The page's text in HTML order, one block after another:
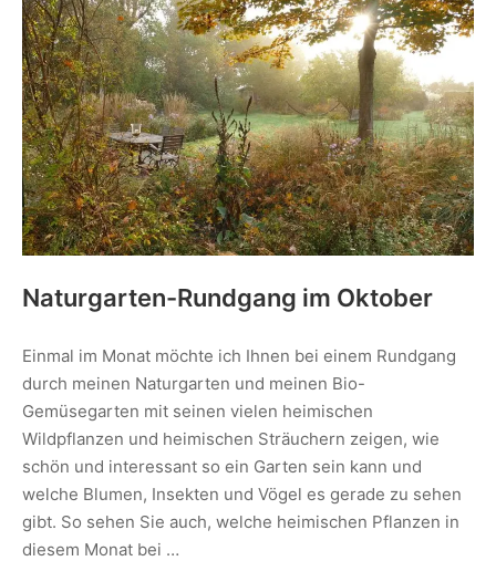
Naturgarten-Rundgang im Oktober
Einmal im Monat möchte ich Ihnen bei einem Rundgang
durch meinen Naturgarten und meinen Bio-
Gemüsegarten mit seinen vielen heimischen
Wildpflanzen und heimischen Sträuchern zeigen, wie
schön und interessant so ein Garten sein kann und
welche Blumen, Insekten und Vögel es gerade zu sehen
gibt. So sehen Sie auch, welche heimischen Pflanzen in
diesem Monat bei …